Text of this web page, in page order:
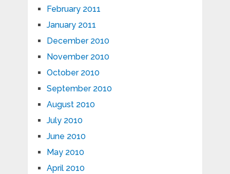
February 2011
January 2011
December 2010
November 2010
October 2010
September 2010
August 2010
July 2010
June 2010
May 2010
April 2010